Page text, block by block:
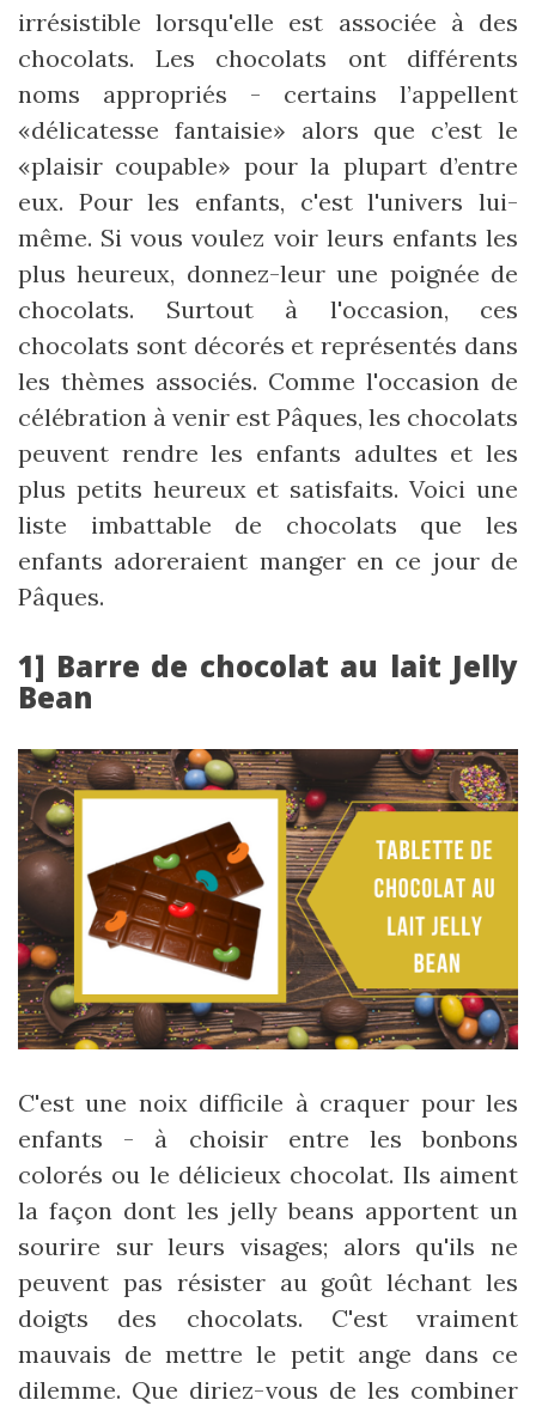
irrésistible lorsqu'elle est associée à des
chocolats. Les chocolats ont différents
noms appropriés - certains l’appellent
«délicatesse fantaisie» alors que c’est le
«plaisir coupable» pour la plupart d’entre
eux. Pour les enfants, c'est l'univers lui-
même. Si vous voulez voir leurs enfants les
plus heureux, donnez-leur une poignée de
chocolats. Surtout à l'occasion, ces
chocolats sont décorés et représentés dans
les thèmes associés. Comme l'occasion de
célébration à venir est Pâques, les chocolats
peuvent rendre les enfants adultes et les
plus petits heureux et satisfaits. Voici une
liste imbattable de chocolats que les
enfants adoreraient manger en ce jour de
Pâques.
1] Barre de chocolat au lait Jelly
Bean
C'est une noix difficile à craquer pour les
enfants - à choisir entre les bonbons
colorés ou le délicieux chocolat. Ils aiment
la façon dont les jelly beans apportent un
sourire sur leurs visages; alors qu'ils ne
peuvent pas résister au goût léchant les
doigts des chocolats. C'est vraiment
mauvais de mettre le petit ange dans ce
dilemme. Que diriez-vous de les combiner